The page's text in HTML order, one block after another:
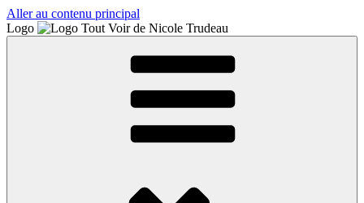
Aller au contenu principal
Logo